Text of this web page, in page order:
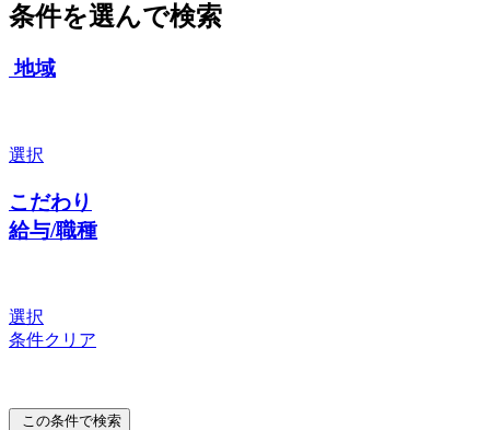
条件を選んで検索
地域
選択
こだわり
給与/職種
選択
条件クリア
この条件で検索